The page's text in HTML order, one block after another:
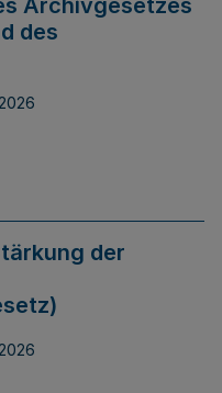
Archivgesetzes
des
der